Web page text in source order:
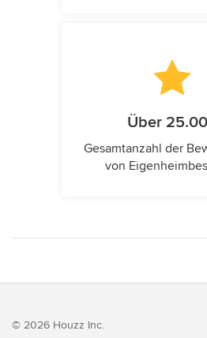
Über
Gesamtanzahl der
von
© 2026 Houzz Inc.